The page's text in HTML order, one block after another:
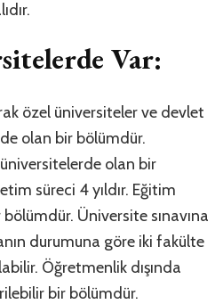
Var:
özel üniversiteler ve devlet
olan bir bölümdür.
olan bir
süreci 4 yıldır. Eğitim
Üniversite sınavına
durumuna göre iki fakülte
Öğretmenlik dışında
bir bölümdür.